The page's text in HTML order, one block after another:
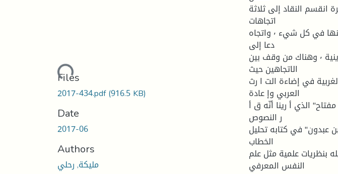
Loading...
Files
2017-434.pdf(916.5 KB)
Date
2017-06
Authors
مليكة, رحلي
انقسم النقاد إلى ثلاثة
اتجاهات
كبرى منهم من دعا إلى احتضان الحداثة والاستفادة منها في كل شيء ٬ واتجاه
دعا إلى
رفضها رفضا كليا خاصة الت ا رثيون ذ وو النظرة الدينية ٬ وهناك من وقف بين
الاتجاهين حيث
في إضاءة الت ا رث
العربي وإ عادة
الذي أ رينا أنّه ق أ
ر النصوص
غربية ٬ مثل قصيدة "ابن عبدون" في كتابه تحليل
الخطاب
بنظريات علمية مثل علم
النفس المعرفي